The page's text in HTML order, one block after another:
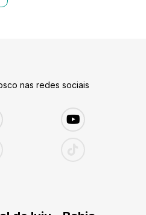
nas redes sociais